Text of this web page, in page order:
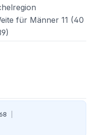
für Männer 11 (40